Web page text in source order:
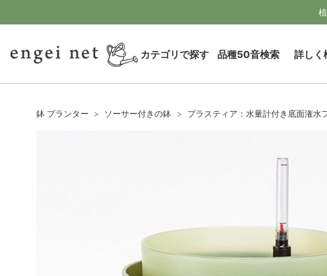
カテゴリで探す 品種50音検索 詳しく
鉢 プランター ソーサー付きの鉢 プラスティア：水量計付き底面潅水